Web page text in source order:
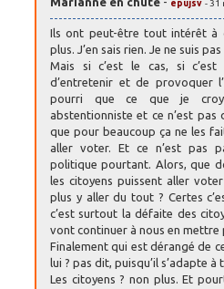
epujsv - 31
Ils ont peut-être tout intérêt à
plus. J’en sais rien. Je ne suis
Mais si c’est le cas, si
d’entretenir et de provoquer
pourri que ce que je
abstentionniste et ce n’est pas
que pour beaucoup ça ne les
aller voter. Et ce n’est pas
politique pourtant. Alors, que
les citoyens puissent aller
plus y aller du tout ? Certes
c’est surtout la défaite des
vont continuer à nous en mettre
Finalement qui est dérangé de
lui ? pas dit, puisqu’il s’adapte à
Les citoyens ? non plus. Et